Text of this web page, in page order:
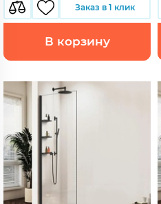
Заказ в 1 клик
В корзину